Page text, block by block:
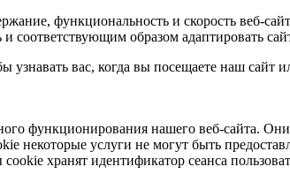
функциональность и скорость веб-
соответствующим образом адаптировать
вас, когда вы посещаете наш сайт
функционирования нашего веб-сайта.
некоторые услуги не могут быть
хранят идентификатор сеанса